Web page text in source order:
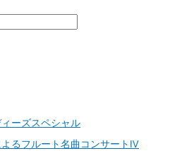
ーズスペシャル
るフルート名曲コンサートⅣ